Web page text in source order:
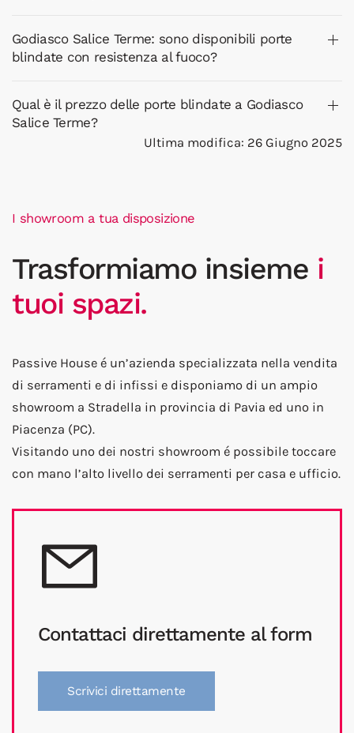
Godiasco Salice Terme: sono disponibili porte
blindate con resistenza al fuoco?
Qual è il prezzo delle porte blindate a Godiasco
Salice Terme?
Ultima modifica: 26 Giugno 2025
I showroom a tua disposizione
Trasformiamo insieme i
tuoi spazi.
Passive House é un’azienda specializzata nella vendita
di serramenti e di infissi e disponiamo di un ampio
showroom a Stradella in provincia di Pavia ed uno in
Piacenza (PC).
Visitando uno dei nostri showroom é possibile toccare
con mano l’alto livello dei serramenti per casa e ufficio.
Contattaci direttamente al form
Scrivici direttamente